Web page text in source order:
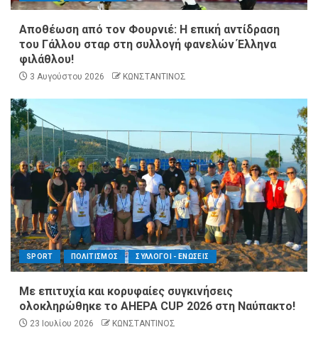
Αποθέωση από τον Φουρνιέ: Η επική αντίδραση
του Γάλλου σταρ στη συλλογή φανελών Έλληνα
φιλάθλου!
3 Αυγούστου 2026 ΚΩΝΣΤΑΝΤΙΝΟΣ
SPORT ΠΟΛΙΤΙΣΜΟΣ ΣΥΛΛΟΓΟΙ - ΕΝΩΣΕΙΣ
Με επιτυχία και κορυφαίες συγκινήσεις
ολοκληρώθηκε το AHEPA CUP 2026 στη Ναύπακτο!
23 Ιουλίου 2026 ΚΩΝΣΤΑΝΤΙΝΟΣ